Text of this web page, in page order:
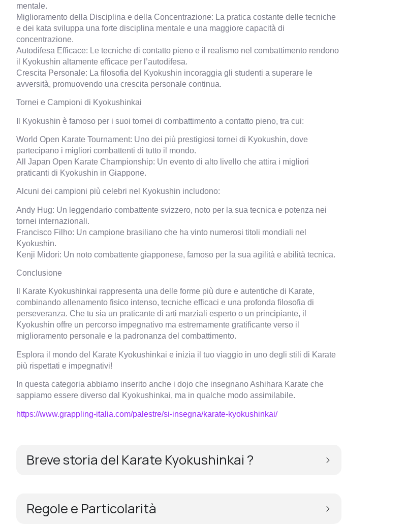
mentale.
Miglioramento della Disciplina e della Concentrazione: La pratica costante delle tecniche
e dei kata sviluppa una forte disciplina mentale e una maggiore capacità di
concentrazione.
Autodifesa Efficace: Le tecniche di contatto pieno e il realismo nel combattimento rendono
il Kyokushin altamente efficace per l’autodifesa.
Crescita Personale: La filosofia del Kyokushin incoraggia gli studenti a superare le
avversità, promuovendo una crescita personale continua.
Tornei e Campioni di Kyokushinkai
Il Kyokushin è famoso per i suoi tornei di combattimento a contatto pieno, tra cui:
World Open Karate Tournament: Uno dei più prestigiosi tornei di Kyokushin, dove
partecipano i migliori combattenti di tutto il mondo.
All Japan Open Karate Championship: Un evento di alto livello che attira i migliori
praticanti di Kyokushin in Giappone.
Alcuni dei campioni più celebri nel Kyokushin includono:
Andy Hug: Un leggendario combattente svizzero, noto per la sua tecnica e potenza nei
tornei internazionali.
Francisco Filho: Un campione brasiliano che ha vinto numerosi titoli mondiali nel
Kyokushin.
Kenji Midori: Un noto combattente giapponese, famoso per la sua agilità e abilità tecnica.
Conclusione
Il Karate Kyokushinkai rappresenta una delle forme più dure e autentiche di Karate,
combinando allenamento fisico intenso, tecniche efficaci e una profonda filosofia di
perseveranza. Che tu sia un praticante di arti marziali esperto o un principiante, il
Kyokushin offre un percorso impegnativo ma estremamente gratificante verso il
miglioramento personale e la padronanza del combattimento.
Esplora il mondo del Karate Kyokushinkai e inizia il tuo viaggio in uno degli stili di Karate
più rispettati e impegnativi!
In questa categoria abbiamo inserito anche i dojo che insegnano Ashihara Karate che
sappiamo essere diverso dal Kyokushinkai, ma in qualche modo assimilabile.
https://www.grappling-italia.com/palestre/si-insegna/karate-kyokushinkai/
Breve storia del Karate Kyokushinkai ?
Regole e Particolarità